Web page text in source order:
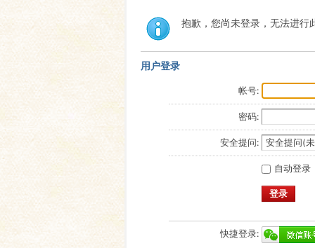
抱歉，您尚未登录，无法进行
用户登录
帐号:
密码:
安全提问:
自动登录
登录
快捷登录: